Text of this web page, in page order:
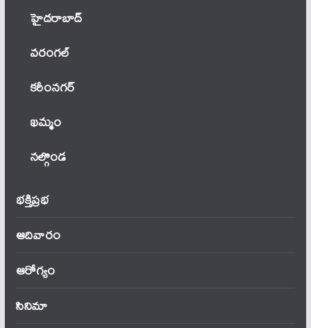
హైదరాబాద్
వ‌రంగ‌ల్
కరీంనగర్
ఖ‌మ్మం
నల్గొండ
భక్తిప్రభ
ఆదివారం
ఆరోగ్యం
సినిమా